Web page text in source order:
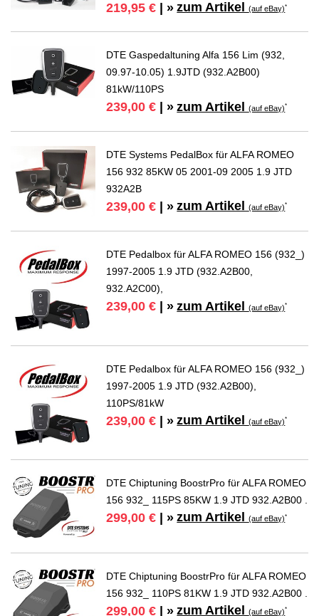
219,95 € | » zum Artikel(auf eBay)*
DTE Gaspedaltuning Alfa 156 Lim (932,
09.97-10.05) 1.9JTD (932.A2B00)
81kW/110PS
239,00 € | » zum Artikel(auf eBay)*
DTE Systems PedalBox für ALFA ROMEO
156 932 85KW 05 2001-09 2005 1.9 JTD
932A2B
239,00 € | » zum Artikel(auf eBay)*
DTE Pedalbox für ALFA ROMEO 156 (932_)
1997-2005 1.9 JTD (932.A2B00,
932.A2C00),
239,00 € | » zum Artikel(auf eBay)*
DTE Pedalbox für ALFA ROMEO 156 (932_)
1997-2005 1.9 JTD (932.A2B00),
110PS/81kW
239,00 € | » zum Artikel(auf eBay)*
DTE Chiptuning BoostrPro für ALFA ROMEO
156 932_ 115PS 85KW 1.9 JTD 932.A2B00 .
299,00 € | » zum Artikel(auf eBay)*
DTE Chiptuning BoostrPro für ALFA ROMEO
156 932_ 110PS 81KW 1.9 JTD 932.A2B00 .
299,00 € | » zum Artikel(auf eBay)*